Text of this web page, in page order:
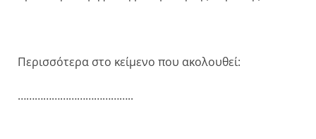
Περισσότερα στο κείμενο που ακολουθεί:
…………………………………..